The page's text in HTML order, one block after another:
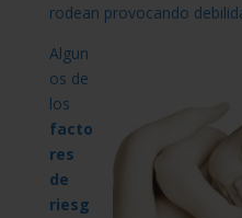
rodean provocando
Algun
os de
los
facto
res
de
riesg